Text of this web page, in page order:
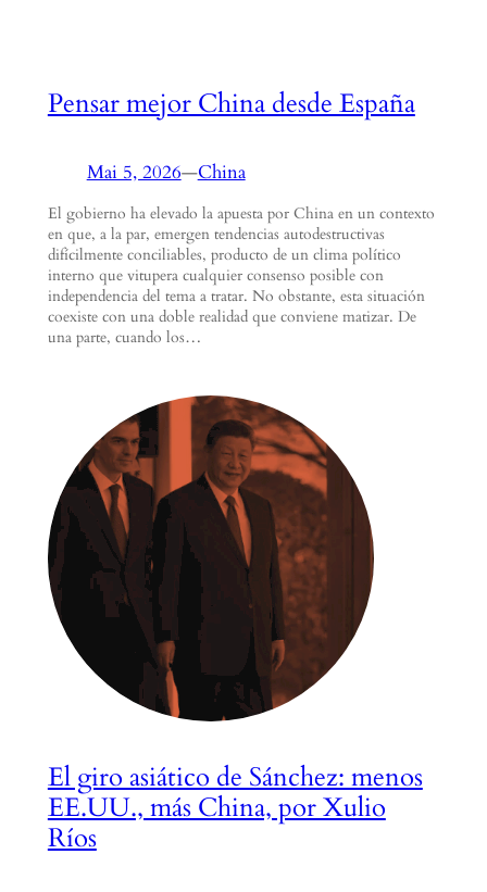
Pensar mejor China desde España
Mai 5, 2026—China
El gobierno ha elevado la apuesta por China en un contexto
en que, a la par, emergen tendencias autodestructivas
difícilmente conciliables, producto de un clima político
interno que vitupera cualquier consenso posible con
independencia del tema a tratar. No obstante, esta situación
coexiste con una doble realidad que conviene matizar. De
una parte, cuando los…
El giro asiático de Sánchez: menos
EE.UU., más China, por Xulio
Ríos